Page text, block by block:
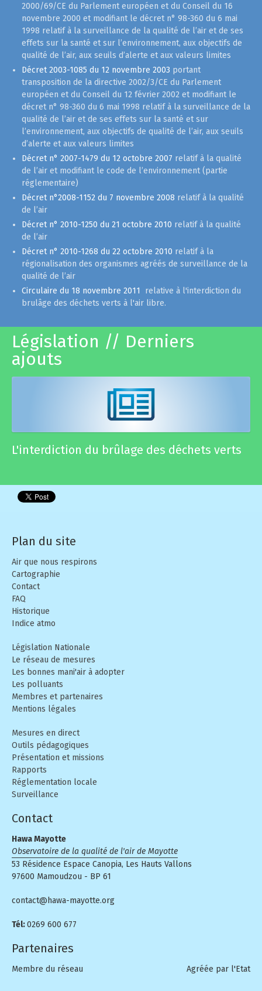
2000/69/CE du Parlement européen et du Conseil du 16
novembre 2000 et modifiant le décret n° 98-360 du 6 mai
1998 relatif à la surveillance de la qualité de l’air et de ses
effets sur la santé et sur l’environnement, aux objectifs de
qualité de l’air, aux seuils d’alerte et aux valeurs limites
Décret 2003-1085 du 12 novembre 2003 portant
transposition de la directive 2002/3/CE du Parlement
européen et du Conseil du 12 février 2002 et modifiant le
décret n° 98-360 du 6 mai 1998 relatif à la surveillance de la
qualité de l’air et de ses effets sur la santé et sur
l’environnement, aux objectifs de qualité de l’air, aux seuils
d’alerte et aux valeurs limites
Décret n° 2007-1479 du 12 octobre 2007 relatif à la qualité
de l’air et modifiant le code de l’environnement (partie
réglementaire)
Décret n°2008-1152 du 7 novembre 2008 relatif à la qualité
de l’air
Décret n° 2010-1250 du 21 octobre 2010 relatif à la qualité
de l’air
Décret n° 2010-1268 du 22 octobre 2010 relatif à la
régionalisation des organismes agréés de surveillance de la
qualité de l’air
Circulaire du 18 novembre 2011
relative à l'interdiction du
brulâge des déchets verts à l'air libre.
Législation // Derniers
ajouts
L'interdiction du brûlage des déchets verts
Plan du site
Air que nous respirons
Cartographie
Contact
FAQ
Historique
Indice atmo
Législation Nationale
Le réseau de mesures
Les bonnes mani'air à adopter
Les polluants
Membres et partenaires
Mentions légales
Mesures en direct
Outils pédagogiques
Présentation et missions
Rapports
Réglementation locale
Surveillance
Contact
Hawa Mayotte
Observatoire de la qualité de l'air de Mayotte
53 Résidence Espace Canopia, Les Hauts Vallons
97600 Mamoudzou - BP 61
contact@hawa-mayotte.org
Tél:0269 600 677
Partenaires
Membre du réseau Agréée par l'Etat